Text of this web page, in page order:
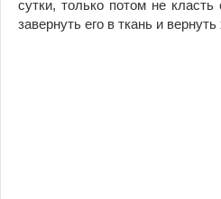
сутки, только потом не
завернуть его в ткань и